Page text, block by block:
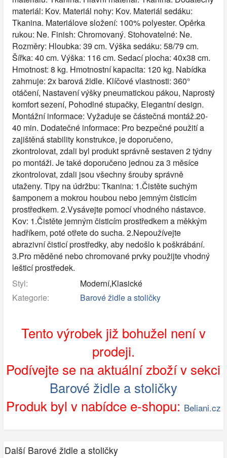
materiál: Kov. Materiál nohy: Kov. Materiál sedáku:
Tkanina. Materiálove složení: 100% polyester. Opěrka
rukou: Ne. Finish: Chromovaný. Stohovatelné: Ne.
Rozměry: Hloubka: 39 cm. Výška sedáku: 58/79 cm.
Šířka: 40 cm. Výška: 116 cm. Sedací plocha: 40x38 cm.
Hmotnost: 8 kg. Hmotnostní kapacita: 120 kg. Nabídka
zahrnuje: 2x barová židle. Klíčové vlastnosti: 360°
otáčení, Nastavení výšky pneumatickou pákou, Naprostý
komfort sezení, Pohodlné stupačky, Elegantní design.
Montážní informace: Vyžaduje se částečná montáž.20-
40 min. Dodatečné informace: Pro bezpečné použití a
zajištěná stability konstrukce, je doporučeno,
zkontrolovat, zdali byl produkt správně sestaven 2 týdny
po montáži. Je také doporučeno jednou za 3 měsíce
zkontrolovat, zdali jsou všechny šrouby správně
utaženy. Tipy na údržbu: Tkanina: 1.Čistěte suchým
šamponem a mokrou houbou nebo jemným čisticím
prostředkem. 2.Vysávejte pomocí vhodného nástavce.
Kov: 1.Čistěte jemným čisticím prostředkem a měkkým
hadříkem, poté otřete do sucha. 2.Nepoužívejte
abrazivní čisticí prostředky, aby nedošlo k poškrábání.
3.Pro měděné nebo chromované prvky použijte vhodný
lešticí prostředek.
Styl:
Moderní,Klasické
Kategorie:
Barové židle a stoličky
Tento výrobek již bohužel není v
prodeji.
Podívejte se na aktuální zboží v sekci
Barové židle a stoličky
Produk byl v nabídce e-shopu: Beliani.cz
Další Barové židle a stoličky